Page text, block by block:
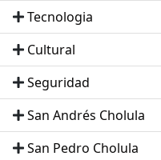
Tecnologia
Cultural
Seguridad
San Andrés Cholula
San Pedro Cholula